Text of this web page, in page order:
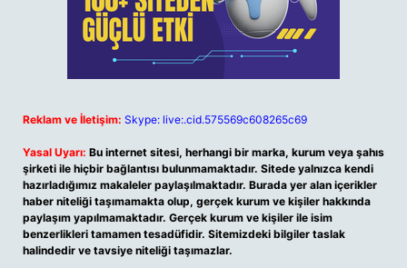
Reklam ve İletişim: Skype: live:.cid.575569c608265c69
Yasal Uyarı: Bu internet sitesi, herhangi bir marka, kurum veya şahıs
şirketi ile hiçbir bağlantısı bulunmamaktadır. Sitede yalnızca kendi
hazırladığımız makaleler paylaşılmaktadır. Burada yer alan içerikler
haber niteliği taşımamakta olup, gerçek kurum ve kişiler hakkında
paylaşım yapılmamaktadır. Gerçek kurum ve kişiler ile isim
benzerlikleri tamamen tesadüfidir. Sitemizdeki bilgiler taslak
halindedir ve tavsiye niteliği taşımazlar.